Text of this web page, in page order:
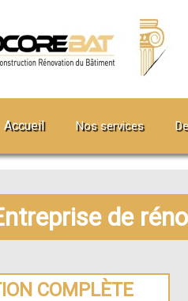
Accueil Nos services
de
COMPLÈTE